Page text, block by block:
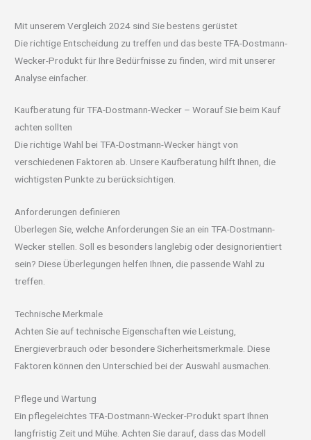
Mit unserem Vergleich 2024 sind Sie bestens gerüstet
Die richtige Entscheidung zu treffen und das beste TFA-Dostmann-
Wecker-Produkt für Ihre Bedürfnisse zu finden, wird mit unserer
Analyse einfacher.
Kaufberatung für TFA-Dostmann-Wecker – Worauf Sie beim Kauf
achten sollten
Die richtige Wahl bei TFA-Dostmann-Wecker hängt von
verschiedenen Faktoren ab. Unsere Kaufberatung hilft Ihnen, die
wichtigsten Punkte zu berücksichtigen.
Anforderungen definieren
Überlegen Sie, welche Anforderungen Sie an ein TFA-Dostmann-
Wecker stellen. Soll es besonders langlebig oder designorientiert
sein? Diese Überlegungen helfen Ihnen, die passende Wahl zu
treffen.
Technische Merkmale
Achten Sie auf technische Eigenschaften wie Leistung,
Energieverbrauch oder besondere Sicherheitsmerkmale. Diese
Faktoren können den Unterschied bei der Auswahl ausmachen.
Pflege und Wartung
Ein pflegeleichtes TFA-Dostmann-Wecker-Produkt spart Ihnen
langfristig Zeit und Mühe. Achten Sie darauf, dass das Modell